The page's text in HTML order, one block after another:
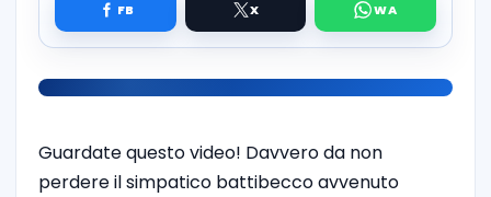
Guardate questo video! Davvero da non
perdere il simpatico battibecco avvenuto